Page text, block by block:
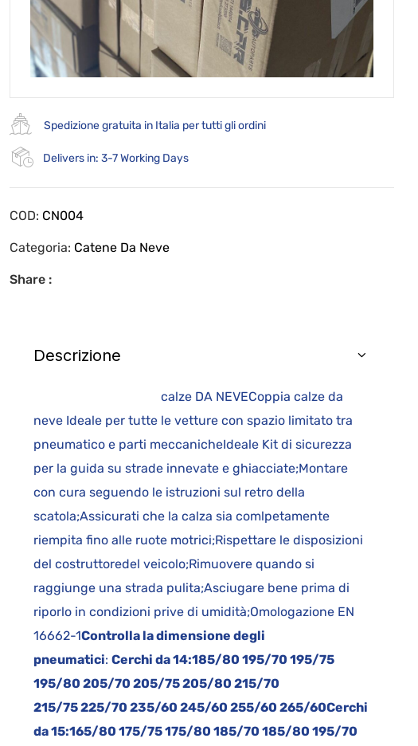
Spedizione gratuita in Italia per tutti gli ordini
Delivers in: 3-7 Working Days
COD: CN004
Categoria: Catene Da Neve
Share :
Descrizione
calze DA NEVECoppia calze da
neve Ideale per tutte le vetture con spazio limitato tra
pneumatico e parti meccanicheIdeale Kit di sicurezza
per la guida su strade innevate e ghiacciate;Montare
con cura seguendo le istruzioni sul retro della
scatola;Assicurati che la calza sia comlpetamente
riempita fino alle ruote motrici;Rispettare le disposizioni
del costruttoredel veicolo;Rimuovere quando si
raggiunge una strada pulita;Asciugare bene prima di
riporlo in condizioni prive di umidità;Omologazione EN
16662-1Controlla la dimensione degli
pneumatici:Cerchi da 14:185/80 195/70 195/75
195/80 205/70 205/75 205/80 215/70
215/75 225/70 235/60 245/60 255/60 265/60Cerchi
da 15:165/80 175/75 175/80 185/70 185/80 195/70